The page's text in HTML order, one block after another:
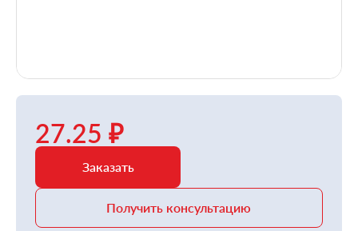
27.25 ₽
Заказать
Получить консультацию